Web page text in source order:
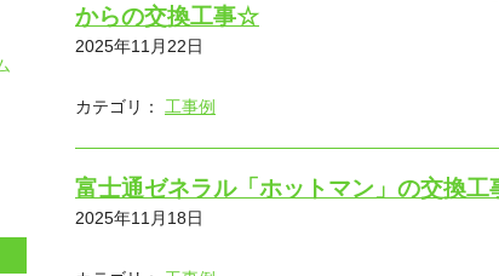
からの交換工事☆
2025年11月22日
カテゴリ： 工事例
富士通ゼネラル「ホットマン」の交換
2025年11月18日